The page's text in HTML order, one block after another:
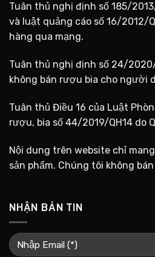
Tuân thủ nghị định số 185/
và luật quảng cáo số 16/2012/
hàng qua mạng.
Tuân thủ nghị định số 24/
không bán rượu bia cho người
Tuân thủ Điều 16 của Luật
rượu, bia số 44/2019/QH14 do
Nội dung trên website chỉ
sản phẩm. Chúng tôi không
NHẬN BẢN TIN